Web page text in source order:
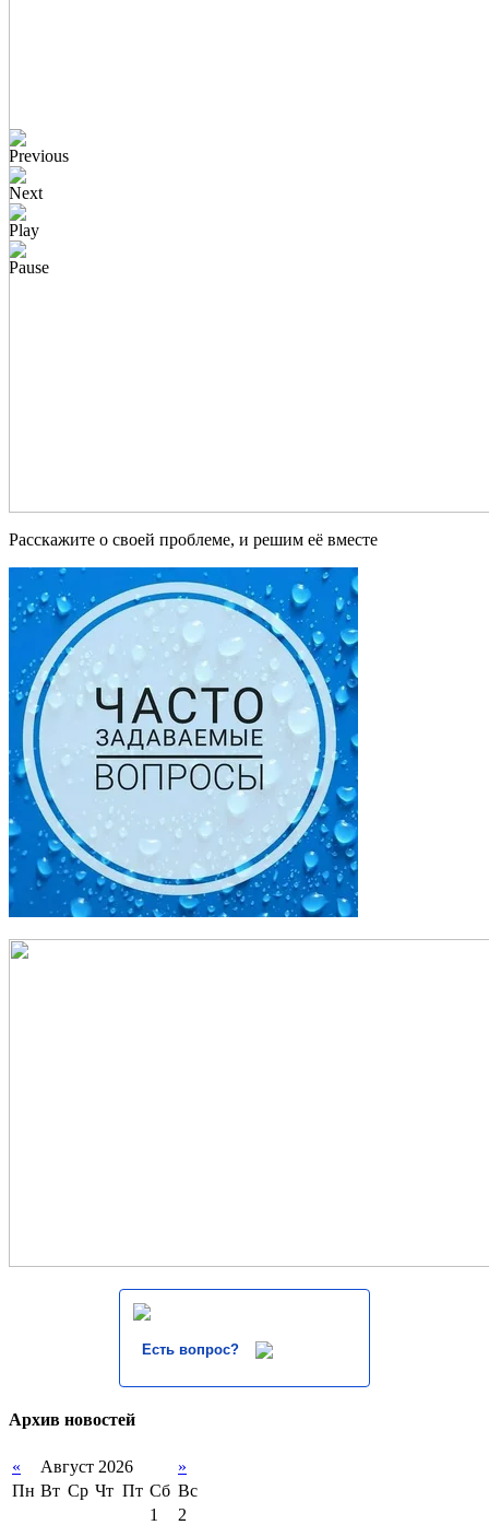
Расскажите о своей проблеме, и решим её вместе
Есть вопрос?
Архив новостей
« Август 2026
»
Пн Вт Ср Чт Пт Сб Вс
1
2